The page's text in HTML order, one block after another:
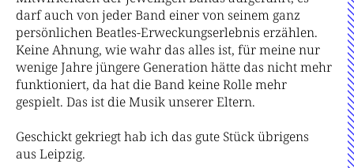
darf auch von jeder Band einer von seinem ganz
persönlichen Beatles-Erweckungserlebnis erzählen.
Keine Ahnung, wie wahr das alles ist, für meine nur
wenige Jahre jüngere Generation hätte das nicht mehr
funktioniert, da hat die Band keine Rolle mehr
gespielt. Das ist die Musik unserer Eltern.
Geschickt gekriegt hab ich das gute Stück übrigens
aus Leipzig.